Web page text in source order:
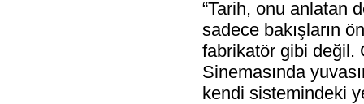
“Tarih, onu anlatan
sadece bakışların
fabrikatör gibi değil.
Sinemasında
kendi sistemindeki